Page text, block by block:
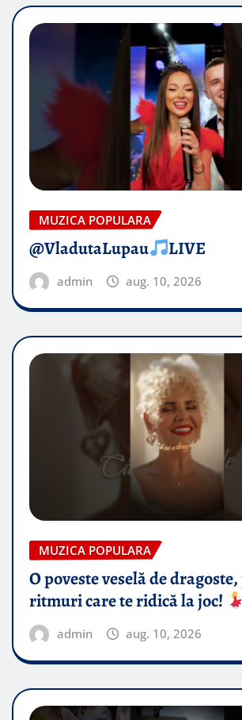
MUZICA POPULARA
@VladutaLupau LIVE
admin aug. 10, 2026
MUZICA POPULARA
O poveste veselă de
ritmuri care te ridică la joc!
admin aug. 10, 2026